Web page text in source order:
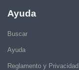
Ayuda
Buscar
Ayuda
Reglamento y Privacidad